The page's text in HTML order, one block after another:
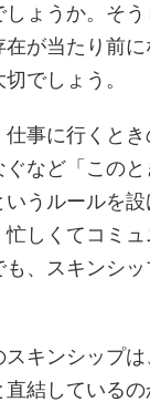
しょうか。そ
在が当たり前
でしょう。
事に行くと
ぐなど「この
いうルールを
しくてコミ
、スキンシ
キンシップは
結しているの